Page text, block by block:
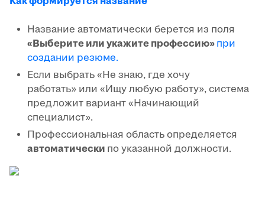
Название автоматически берется из поля
«Выберите или укажите профессию» при
создании резюме.
Если выбрать «Не знаю, где хочу
работать» или «Ищу любую работу», система
предложит вариант «Начинающий
специалист».
Профессиональная область определяется
автоматически по указанной должности.